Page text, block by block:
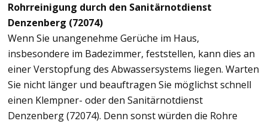
Rohrreinigung durch den Sanitärnotdienst
Denzenberg (72074)
Wenn Sie unangenehme Gerüche im Haus,
insbesondere im Badezimmer, feststellen, kann dies an
einer Verstopfung des Abwassersystems liegen. Warten
Sie nicht länger und beauftragen Sie möglichst schnell
einen Klempner- oder den Sanitärnotdienst
Denzenberg (72074). Denn sonst würden die Rohre